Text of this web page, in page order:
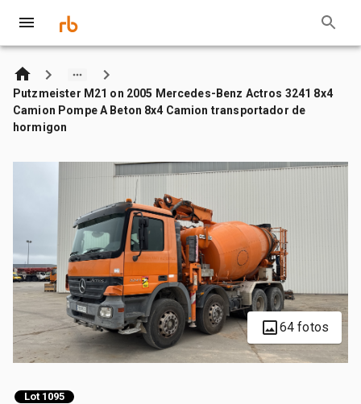
Putzmeister M21 on 2005 Mercedes-Benz Actros 3241 8x4
Camion Pompe A Beton 8x4 Camion transportador de
hormigon
64 fotos
Lot 1095